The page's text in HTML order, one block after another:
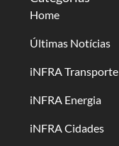
Home
Últimas Notícias
iNFRA Transporte
iNFRA Energia
iNFRA Cidades